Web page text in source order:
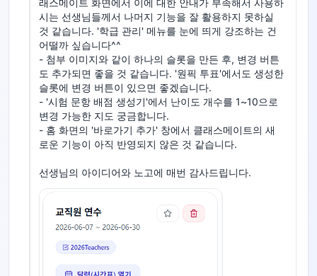
래스메이트 화면에서 이에 대한 안내가 부족해서 사용하
시는 선생님들께서 나머지 기능을 잘 활용하지 못하실
것 같습니다. '학급 관리' 메뉴를 눈에 띄게 강조하는 건
어떨까 싶습니다^^
- 첨부 이미지와 같이 하나의 슬롯을 만든 후, 변경 버튼
도 추가되면 좋을 것 같습니다. '원픽 투표'에서도 생성한
슬롯에 변경 버튼이 있으면 좋겠습니다.
- '시험 문항 배점 생성기'에서 난이도 개수를 1~10으로
변경 가능한 지도 궁금합니다.
- 홈 화면의 '바로가기 추가' 창에서 클래스메이트의 새
로운 기능이 아직 반영되지 않은 것 같습니다.
선생님의 아이디어와 노고에 매번 감사드립니다.